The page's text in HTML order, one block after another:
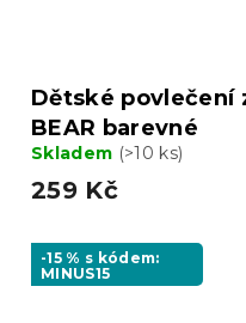
Dětské povlečení
BEAR barevné
Skladem (>10 ks)
259 Kč
-15 % s kódem:
MINUS15